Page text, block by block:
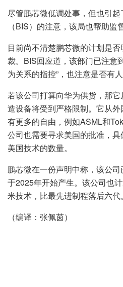
尽管鹏芯微低调处事，但也引
（BIS）的注意，该局也帮助监
目前尚不清楚鹏芯微的计划是
裁。BIS回应道，该部门已注意
为关系的指控”，也注意是否有
若该公司打算向华为供货，那
造设备将受到严格限制。它从
有更多的自由，例如ASML和
公司也需要寻求美国的批准，
美国技术的数量。
鹏芯微在一份声明中称，该公
于2025年开始产生。该公司也
米技术，比最先进制程落后六代。
（编译：张佩茵）